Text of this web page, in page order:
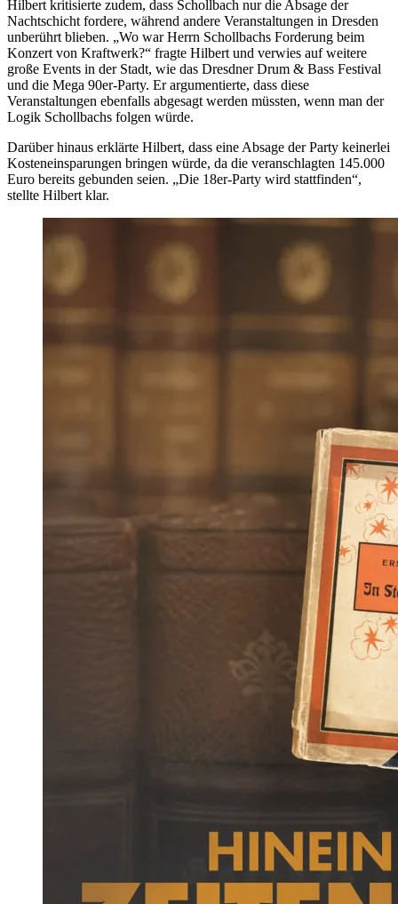
Hilbert kritisierte zudem, dass Schollbach nur die Absage der
Nachtschicht fordere, während andere Veranstaltungen in Dresden
unberührt blieben. „Wo war Herrn Schollbachs Forderung beim
Konzert von Kraftwerk?“ fragte Hilbert und verwies auf weitere
große Events in der Stadt, wie das Dresdner Drum & Bass Festival
und die Mega 90er-Party. Er argumentierte, dass diese
Veranstaltungen ebenfalls abgesagt werden müssten, wenn man der
Logik Schollbachs folgen würde.
Darüber hinaus erklärte Hilbert, dass eine Absage der Party keinerlei
Kosteneinsparungen bringen würde, da die veranschlagten 145.000
Euro bereits gebunden seien. „Die 18er-Party wird stattfinden“,
stellte Hilbert klar.